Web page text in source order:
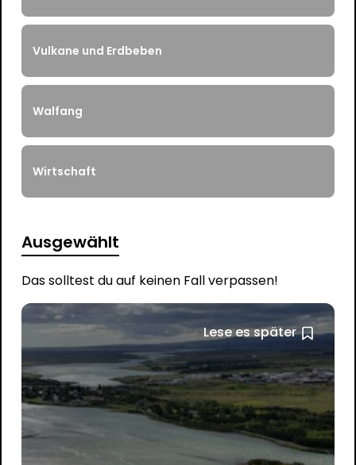
Vulkane und Erdbeben
Walfang
Wirtschaft
Ausgewählt
Das solltest du auf keinen Fall verpassen!
Lese es später